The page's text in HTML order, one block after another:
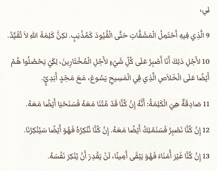
لِي،
9 الَّذِي فِيهِ أَحْتَمِلُ الْمَشَقَّاتِ حَتَّى الْقُيُودَ كَمُذْنِبٍ. لكِنَّ كَلِمَةَ اللهِ لاَ تُقَيَّدُ.
10 لأَجْلِ ذلِكَ أَنَا أَصْبِرُ عَلَى كُلِّ شَيْءٍ لأَجْلِ الْمُخْتَارِينَ، لِكَيْ يَحْصُلُوا هُمْ
أَيْضًا عَلَى الْخَلاَصِ الَّذِي فِي الْمَسِيحِ يَسُوعَ، مَعَ مَجْدٍ أَبَدِيٍّ.
11 صَادِقَةٌ هِيَ الْكَلِمَةُ: أَنَّهُ إِنْ كُنَّا قَدْ مُتْنَا مَعَهُ فَسَنَحْيَا أَيْضًا مَعَهُ.
12 إِنْ كُنَّا نَصْبِرُ فَسَنَمْلِكُ أَيْضًا مَعَهُ. إِنْ كُنَّا نُنْكِرُهُ فَهُوَ أَيْضًا سَيُنْكِرُنَا.
13 إِنْ كُنَّا غَيْرَ أُمَنَاءَ فَهُوَ يَبْقَى أَمِينًا، لَنْ يَقْدِرَ أَنْ يُنْكِرَ نَفْسَهُ.